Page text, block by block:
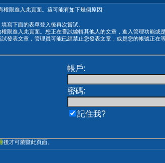
權限進入此頁面。這可能有如下幾個原因:
寫下面的表單登入後再次嘗試。
限進入此頁面。您正在嘗試編輯其他人的文章，進入管理功能或
發表文章，管理員可能已經禁止您發表文章，或是您的帳號正在等
帳戶:
密碼:
記住我?
後才可瀏覽此頁面。